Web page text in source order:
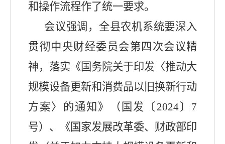
和操作流程作了统一要求。
会议强调，全县农机系统要深入
贯彻中央财经委员会第四次会议精
神，落实《国务院关于印发〈推动大
规模设备更新和消费品以旧换新行动
方案〉的通知》（国发〔 2024〕 7
号）、《国家发展改革委、财政部印